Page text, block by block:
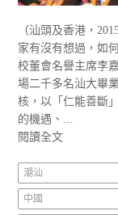
（汕頭及香港，
家有沒有想過，如
校董會名譽主席李
場二千多名汕大畢
核，以「仁能善斷
的機遇、...
閱讀全文
潮汕
中國